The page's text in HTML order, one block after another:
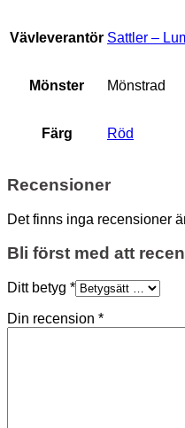
Vävleverantör Sattler –
Mönster Mönstrad
Färg Röd
Recensioner
Det finns inga recensioner
Bli först med att
Ditt betyg *
Din recension *